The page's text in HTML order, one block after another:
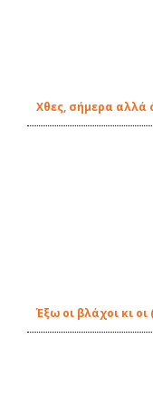
Χθες, σήμερα αλλά
Έξω οι βλάχοι κι οι